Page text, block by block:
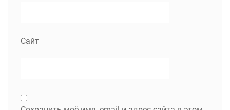
Сайт